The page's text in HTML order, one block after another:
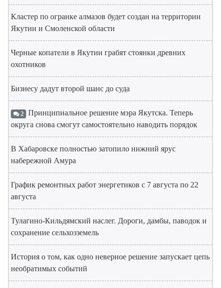
Кластер по огранке алмазов будет создан на территории
Якутии и Смоленской области
Черные копатели в Якутии грабят стоянки древних
охотников
Бизнесу дадут второй шанс до суда
2 Принципиальное решение мэра Якутска. Теперь
округа снова смогут самостоятельно наводить порядок
В Хабаровске полностью затопило нижний ярус
набережной Амура
График ремонтных работ энергетиков с 7 августа по 22
августа
Тулагино-Кильдямский наслег. Дороги, дамбы, паводок и
сохранение сельхозземель
История о том, как одно неверное решение запускает цепь
необратимых событий